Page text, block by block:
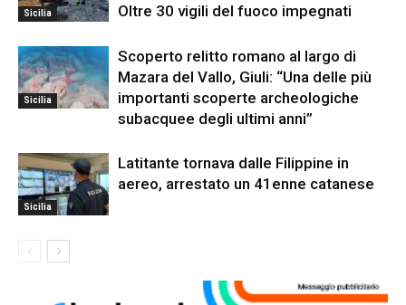
Sicilia
Oltre 30 vigili del fuoco impegnati
Sicilia
Scoperto relitto romano al largo di
Mazara del Vallo, Giuli: “Una delle più
importanti scoperte archeologiche
subacquee degli ultimi anni”
Sicilia
Latitante tornava dalle Filippine in
aereo, arrestato un 41enne catanese